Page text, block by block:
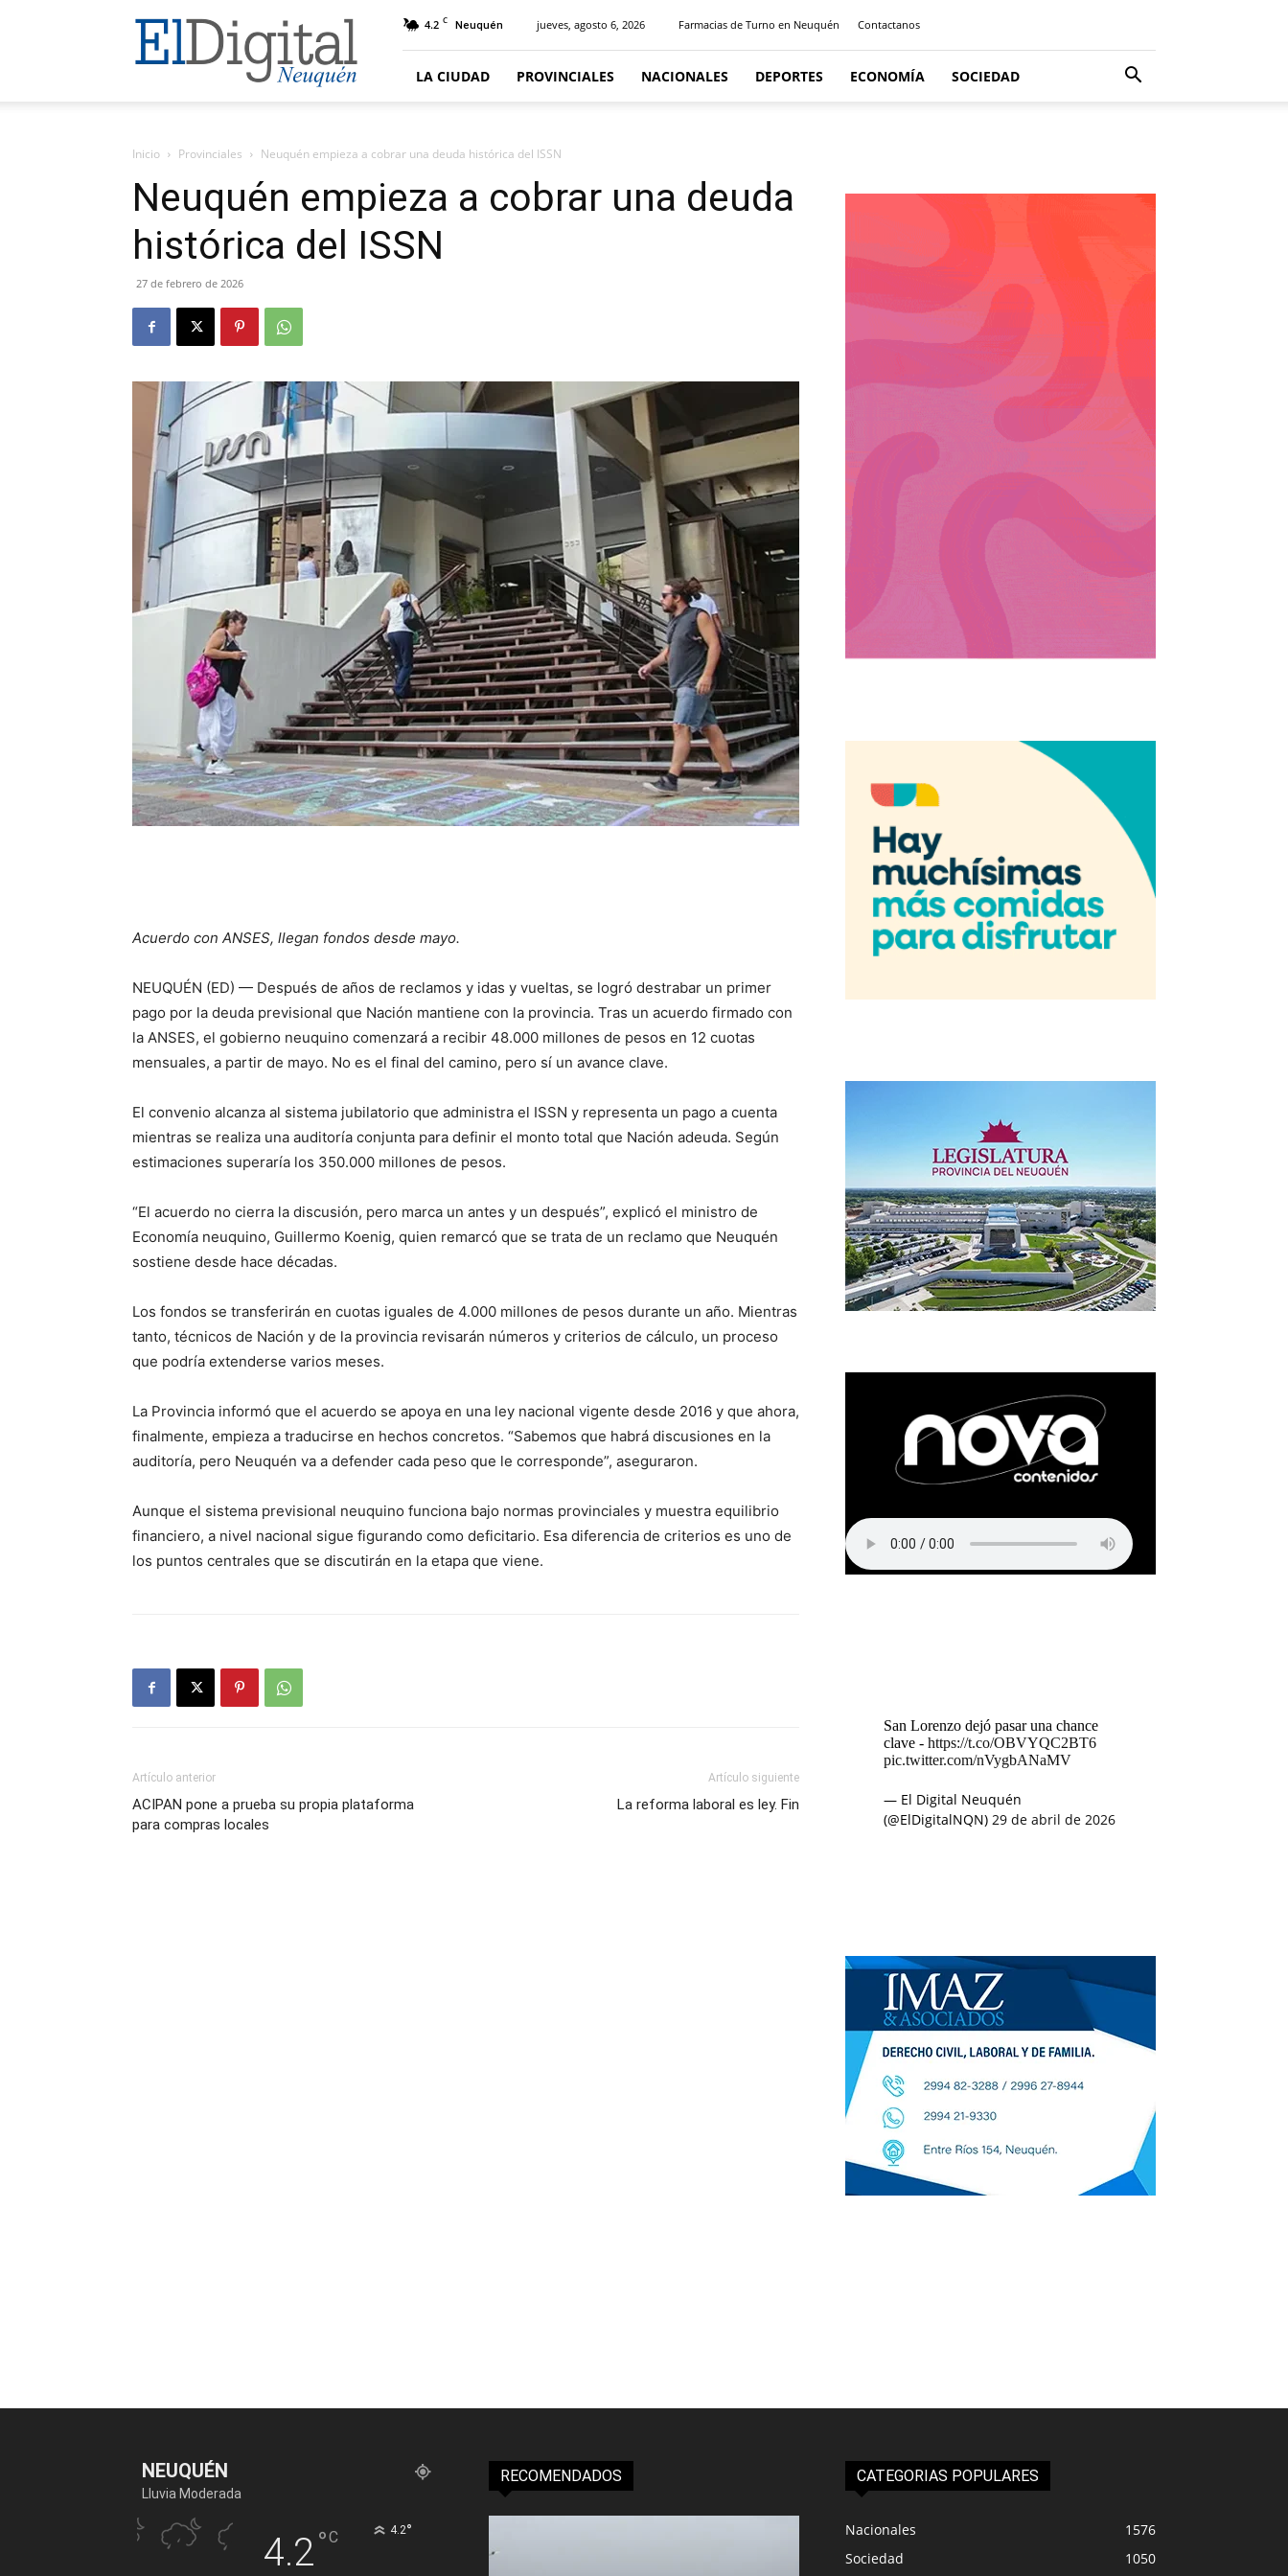
El
Digital
Neuquen
4.2 C Neuquén jueves, agosto 6, 2026 Farmacias de Turno en Neuquén Contactanos
LA CIUDAD PROVINCIALES NACIONALES DEPORTES ECONOMÍA SOCIEDAD
Inicio Provinciales Neuquén empieza a cobrar una deuda histórica del ISSN
Neuquén empieza a cobrar una deuda
histórica del ISSN
27 de febrero de 2026
Acuerdo con ANSES, llegan fondos desde mayo.
NEUQUÉN (ED) — Después de años de reclamos y idas y vueltas, se logró destrabar un primer
pago por la deuda previsional que Nación mantiene con la provincia. Tras un acuerdo firmado con
la ANSES, el gobierno neuquino comenzará a recibir 48.000 millones de pesos en 12 cuotas
mensuales, a partir de mayo. No es el final del camino, pero sí un avance clave.
El convenio alcanza al sistema jubilatorio que administra el ISSN y representa un pago a cuenta
mientras se realiza una auditoría conjunta para definir el monto total que Nación adeuda. Según
estimaciones superaría los 350.000 millones de pesos.
“El acuerdo no cierra la discusión, pero marca un antes y un después”, explicó el ministro de
Economía neuquino, Guillermo Koenig, quien remarcó que se trata de un reclamo que Neuquén
sostiene desde hace décadas.
Los fondos se transferirán en cuotas iguales de 4.000 millones de pesos durante un año. Mientras
tanto, técnicos de Nación y de la provincia revisarán números y criterios de cálculo, un proceso
que podría extenderse varios meses.
La Provincia informó que el acuerdo se apoya en una ley nacional vigente desde 2016 y que ahora,
finalmente, empieza a traducirse en hechos concretos. “Sabemos que habrá discusiones en la
auditoría, pero Neuquén va a defender cada peso que le corresponde”, aseguraron.
Aunque el sistema previsional neuquino funciona bajo normas provinciales y muestra equilibrio
financiero, a nivel nacional sigue figurando como deficitario. Esa diferencia de criterios es uno de
los puntos centrales que se discutirán en la etapa que viene.
Artículo anterior
ACIPAN pone a prueba su propia plataforma
para compras locales
Artículo siguiente
La reforma laboral es ley. Fin
San Lorenzo dejó pasar una chance
clave - https://t.co/OBVYQC2BT6
pic.twitter.com/nVygbANaMV
— El Digital Neuquén
(@ElDigitalNQN) 29 de abril de 2026
NEUQUÉN
Lluvia Moderada
4.2°C 4.2°
RECOMENDADOS CATEGORIAS POPULARES
Nacionales
1576
Sociedad
1050